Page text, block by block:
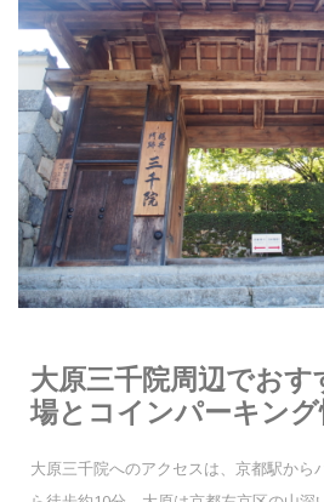
大原三千院周辺でお
場とコインパーキン
大原三千院へのアクセスは、京都駅から